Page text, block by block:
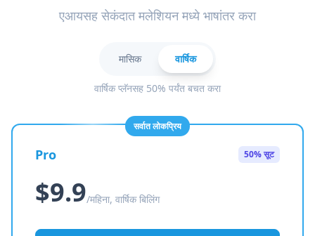
एआयसह सेकंदात मलेशियन मध्ये भाषांतर करा
मासिक वार्षिक
वार्षिक प्लॅनसह 50% पर्यंत बचत करा
सर्वात लोकप्रिय
Pro 50% सूट
$9.9/महिना, वार्षिक बिलिंग